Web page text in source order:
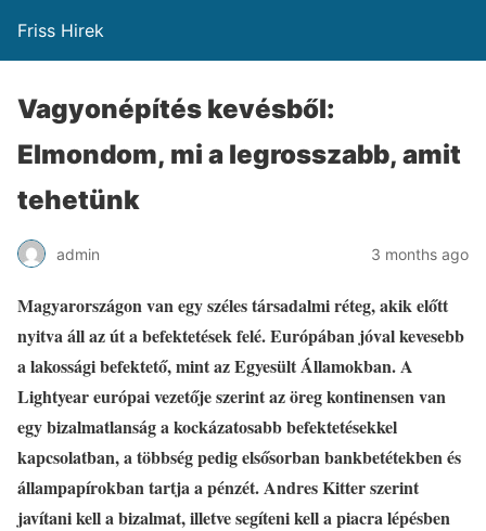
Friss Hirek
Vagyonépítés kevésből:
Elmondom, mi a legrosszabb, amit
tehetünk
admin 3 months ago
Magyarországon van egy széles társadalmi réteg, akik előtt
nyitva áll az út a befektetések felé. Európában jóval kevesebb
a lakossági befektető, mint az Egyesült Államokban. A
Lightyear európai vezetője szerint az öreg kontinensen van
egy bizalmatlanság a kockázatosabb befektetésekkel
kapcsolatban, a többség pedig elsősorban bankbetétekben és
állampapírokban tartja a pénzét. Andres Kitter szerint
javítani kell a bizalmat, illetve segíteni kell a piacra lépésben